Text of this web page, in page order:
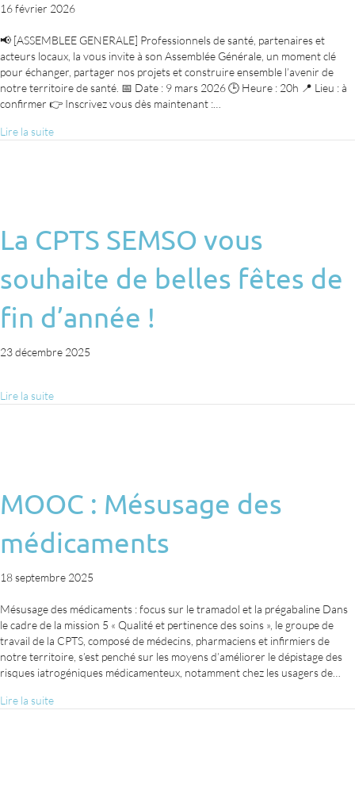
16 février 2026
📢 [ASSEMBLEE GENERALE] Professionnels de santé, partenaires et
acteurs locaux, la vous invite à son Assemblée Générale, un moment clé
pour échanger, partager nos projets et construire ensemble l’avenir de
notre territoire de santé. 📅 Date : 9 mars 2026 🕒 Heure : 20h 📍 Lieu : à
confirmer 👉 Inscrivez vous dès maintenant :…
Lire la suite
La CPTS SEMSO vous
souhaite de belles fêtes de
fin d’année !
23 décembre 2025
Lire la suite
MOOC : Mésusage des
médicaments
18 septembre 2025
Mésusage des médicaments : focus sur le tramadol et la prégabaline Dans
le cadre de la mission 5 « Qualité et pertinence des soins », le groupe de
travail de la CPTS, composé de médecins, pharmaciens et infirmiers de
notre territoire, s’est penché sur les moyens d’améliorer le dépistage des
risques iatrogéniques médicamenteux, notamment chez les usagers de…
Lire la suite